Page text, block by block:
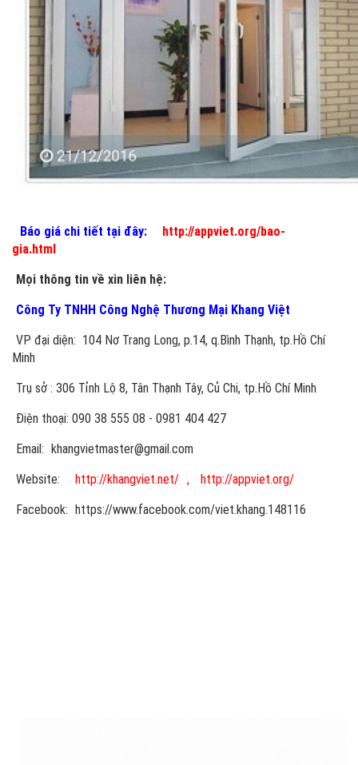
Báo giá chi tiết tại đây:
http://appviet.org/bao-
gia.html
Mọi thông tin về xin liên hệ:
Công Ty TNHH Công Nghệ Thương Mại Khang Việt
VP đại diện: 104 Nơ Trang Long, p.14, q.Bình Thạnh, tp.Hồ Chí
Minh
Trụ sở : 306 Tỉnh Lộ 8, Tân Thạnh Tây, Củ Chi, tp.Hồ Chí Minh
Điện thoại: 090 38 555 08 - 0981 404 427
Email: khangvietmaster@gmail.com
Website:
http://khangviet.net/ ,
http://appviet.org/
Facebook: https://www.facebook.com/viet.khang.148116